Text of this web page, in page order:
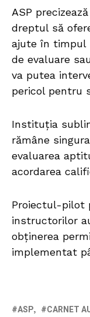
ASP
dreptul să
ajute în timpul
de evaluare
va putea
pericol pentru
Instituția
rămâne
evaluarea
acordarea
Proiectul-pilot
instructorilor
obținerea
implementat
ASP CARNET